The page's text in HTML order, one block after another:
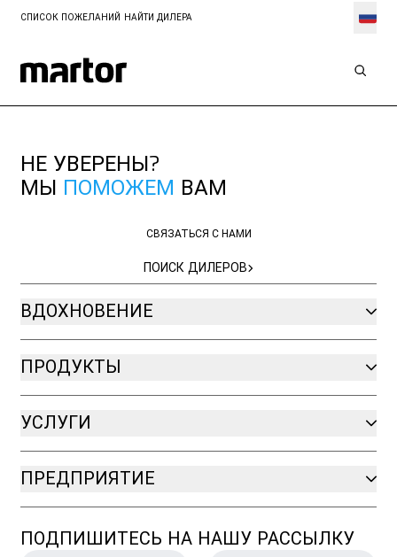
СПИСОК ПОЖЕЛАНИЙ НАЙТИ ДИЛЕРА
НЕ УВЕРЕНЫ?
МЫ
ПОМОЖЕМ ВАМ
СВЯЗАТЬСЯ С НАМИ
ПОИСК ДИЛЕРОВ
ВДОХНОВЕНИЕ
ПРОДУКТЫ
УСЛУГИ
ПРЕДПРИЯТИЕ
ПОДПИШИТЕСЬ НА НАШУ РАССЫЛКУ